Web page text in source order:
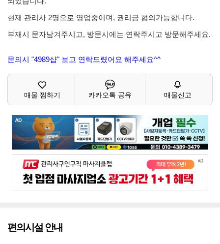
현재 관리사 2명으로 영업중이며, 권리금 협의가능합니다.
부재시 문자남겨주시고, 방문시에는 연락주시고 방문해주세요.
문의시 "4989샵" 보고 연락드렸어요 해주세요^^
매물 찜하기 카카오톡 공유 매물신고
편의시설 안내